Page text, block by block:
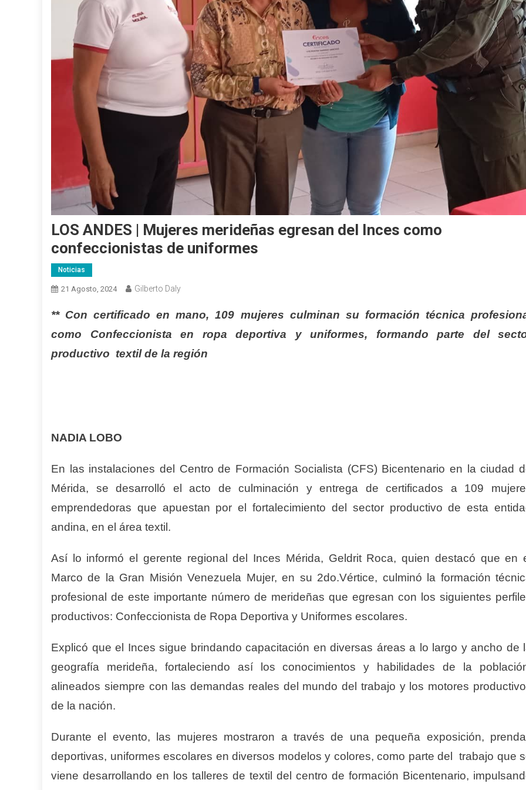
LOS ANDES | Mujeres merideñas egresan del Inces como
confeccionistas de uniformes
Noticias
21 Agosto, 2024 Gilberto Daly
** Con certificado en mano, 109 mujeres culminan su formación técnica
como Confeccionista en ropa deportiva y uniformes, formando parte del
productivo textil de la región
NADIA LOBO
En las instalaciones del Centro de Formación Socialista (CFS) Bicentenario en la ciudad
Mérida, se desarrolló el acto de culminación y entrega de certificados a 109
emprendedoras que apuestan por el fortalecimiento del sector productivo de esta
andina, en el área textil.
Así lo informó el gerente regional del Inces Mérida, Geldrit Roca, quien destacó que en
Marco de la Gran Misión Venezuela Mujer, en su 2do.Vértice, culminó la formación
profesional de este importante número de merideñas que egresan con los siguientes
productivos: Confeccionista de Ropa Deportiva y Uniformes escolares.
Explicó que el Inces sigue brindando capacitación en diversas áreas a lo largo y ancho de
geografía merideña, fortaleciendo así los conocimientos y habilidades de la
alineados siempre con las demandas reales del mundo del trabajo y los motores
de la nación.
Durante el evento, las mujeres mostraron a través de una pequeña exposición,
deportivas, uniformes escolares en diversos modelos y colores, como parte del trabajo que
viene desarrollando en los talleres de textil del centro de formación Bicentenario,